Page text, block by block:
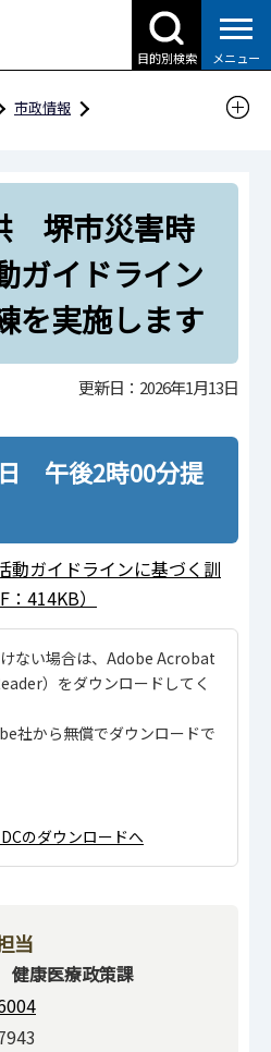
目的別検索 メニュー
市政情報
過去の報道提供資料
8年1月
市災害時医療救護活動ガイド
練を実施します
堺市災害時
ガイドライン
を実施します
更新日：2026年1月13日
午後2時00分提
動ガイドラインに基づく訓
414KB）
ない場合は、Adobe Acrobat
）をダウンロードしてく
社から無償でダウンロードで
のダウンロードへ
当
康医療政策課